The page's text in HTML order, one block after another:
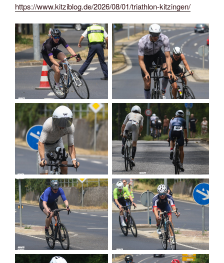
https://www.kitziblog.de/2026/08/01/triathlon-kitzingen/